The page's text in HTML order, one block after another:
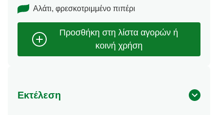
Αλάτι, φρεσκοτριμμένο πιπέρι
Εκτέλεση